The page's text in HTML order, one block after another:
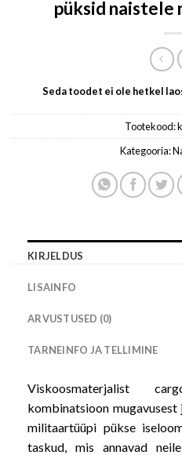
püksid naistele
Seda toodet ei ole hetkel
Tootekood:
Kategooria:
KIRJELDUS
LISAINFO
ARVUSTUSED (0)
TARNEINFO JA TELLIMINE
Viskoosmaterjalist
kombinatsioon
militaartüüpi pükse
taskud, mis annavad